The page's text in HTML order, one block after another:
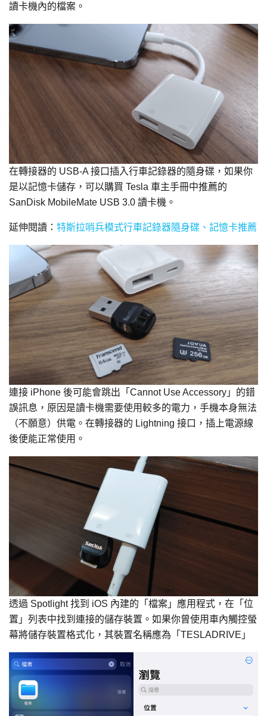
讀卡機內的檔案。
在轉接器的 USB-A 接口插入行車記錄器的隨身碟，如果你
是以記憶卡儲存，可以購買 Tesla 車主手冊中推薦的
SanDisk MobileMate USB 3.0 讀卡機。
延伸閱讀： 特斯拉哨兵模式行車記錄器隨身碟、記憶卡推薦
連接 iPhone 後可能會跳出「Cannot Use Accessory」的錯
誤訊息，原因是讀卡機需要使用較多的電力，手機本身無法
（不願意）供電。在轉接器的 Lightning 接口，插上電源線
後便能正常使用。
透過 Spotlight 找到 iOS 內建的「檔案」應用程式，在「位
置」列表中找到連接的儲存裝置。如果你曾使用車內觸控螢
幕將儲存裝置格式化，其裝置名稱應為「TESLADRIVE」